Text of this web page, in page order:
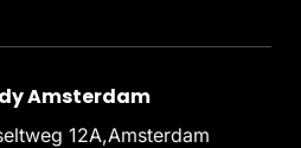
Amsterdam
12A,Amsterdam